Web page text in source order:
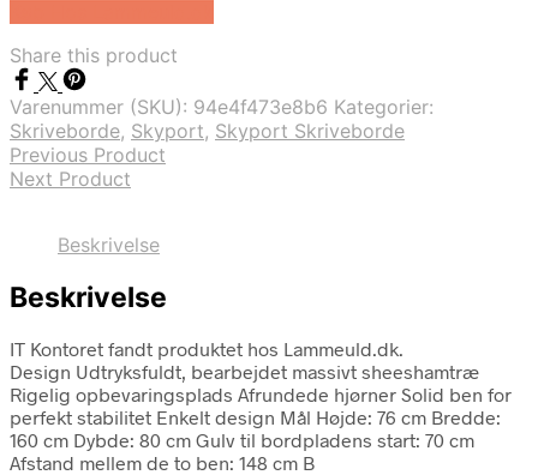
Share this product
Varenummer (SKU): 94e4f473e8b6 Kategorier:
Skriveborde, Skyport, Skyport Skriveborde
Previous Product
Next Product
Beskrivelse
Beskrivelse
IT Kontoret fandt produktet hos Lammeuld.dk.
Design Udtryksfuldt, bearbejdet massivt sheeshamtræ
Rigelig opbevaringsplads Afrundede hjørner Solid ben for
perfekt stabilitet Enkelt design Mål Højde: 76 cm Bredde:
160 cm Dybde: 80 cm Gulv til bordpladens start: 70 cm
Afstand mellem de to ben: 148 cm B